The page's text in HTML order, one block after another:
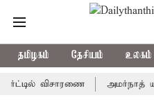
தமிழகம் தேசியம் உலகம்
விசாரணை அமர்நாத்